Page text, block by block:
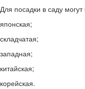
Для посадки в саду
японская;
складчатая;
западная;
китайская;
корейская.